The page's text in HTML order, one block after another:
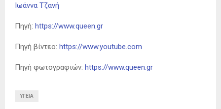
Ιωάννα Τζανή
Πηγή: https://www.queen.gr
Πηγή βίντεο: https://www.youtube.com
Πηγή φωτογραφιών: https://www.queen.gr
ΥΓΕΊΑ